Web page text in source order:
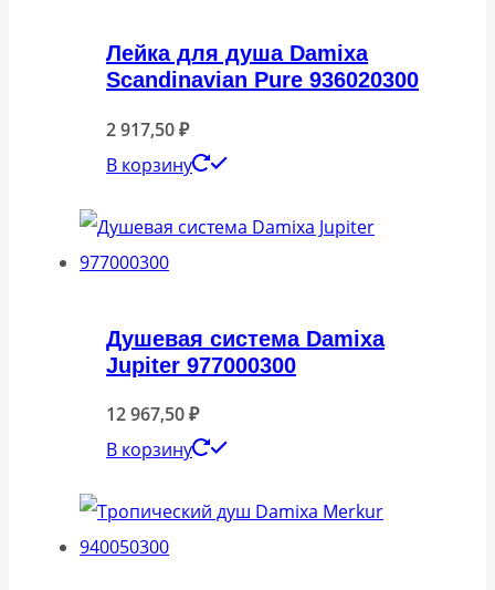
Лейка для душа Damixa
Scandinavian Pure 936020300
2 917,50₽
В корзину
Душевая система Damixa
Jupiter 977000300
12 967,50₽
В корзину